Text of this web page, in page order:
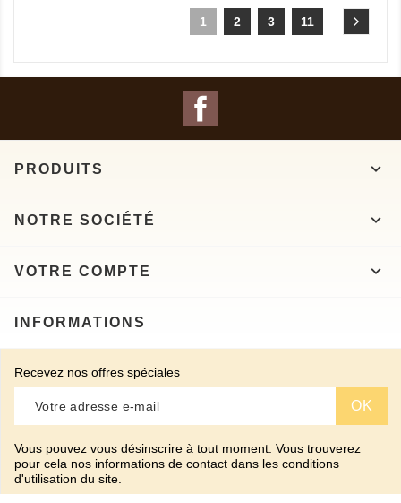
1 2 3 11
PRODUITS 
NOTRE SOCIÉTÉ 
VOTRE COMPTE 
INFORMATIONS
Recevez nos offres spéciales
Vous pouvez vous désinscrire à tout moment. Vous trouverez
pour cela nos informations de contact dans les conditions
d'utilisation du site.